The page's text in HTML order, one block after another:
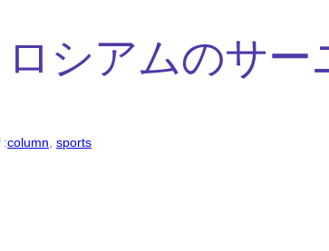
シアムのサ
:column sports